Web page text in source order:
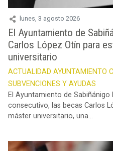
lunes, 3 agosto 2026
El Ayuntamiento de
Carlos López Otín para
universitario
ACTUALIDAD AYUNTAMIENTO
SUBVENCIONES Y AYUDAS
El Ayuntamiento de
consecutivo, las becas Carlos
máster universitario, una...